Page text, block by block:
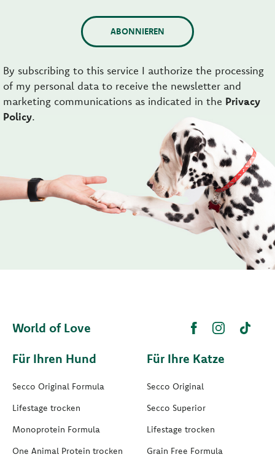
ABONNIEREN
By subscribing to this service I authorize the processing
of my personal data to receive the newsletter and
marketing communications as indicated in the Privacy
Policy.
World of Love
Für Ihren Hund
Secco Original Formula
Lifestage trocken
Monoprotein Formula
One Animal Protein trocken
Für Ihre Katze
Secco Original
Secco Superior
Lifestage trocken
Grain Free Formula